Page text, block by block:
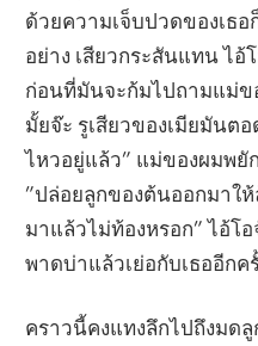
ด้วยความเจ็บปวดของเธอ
อย่าง เสียวกระสันแทน ไอ้
ก่อนที่มันจะก้มไปถามแม่ข
มั้ยจ๊ะ รูเสียวของเมียมันต
ไหวอยู่แล้ว” แม่ของผมพยั
”ปล่อยลูกของต้นออกมาใ
มาแล้วไม่ท้องหรอก” ไอ้โ
พาดบ่าแล้วเย่อกับเธออีกค
คราวนี้คงแทงลึกไปถึงมดลู